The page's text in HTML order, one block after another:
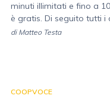
minuti illimitati e fino a
è gratis. Di seguito tutti i
di Matteo Testa
COOPVOCE